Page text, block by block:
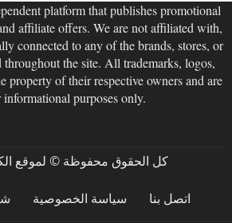
platform that publishes promotional
affiliate offers. We are not affiliated with,
connected to any of the brands, stores, or
throughout the site. All trademarks, logos,
property of their respective owners and are
informational purposes only.
كل الحقوق محفوظة © لموقع
اتصل بنا سياسة الخصوصية